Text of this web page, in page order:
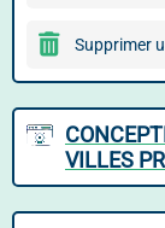
Supprimer
VILLES